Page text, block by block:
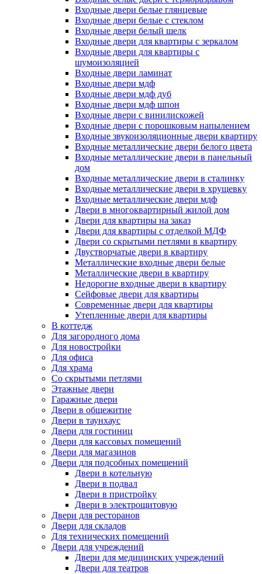
Входные двери белые глянцевые
Входные двери белые с стеклом
Входные двери белый шелк
Входные двери для квартиры с зеркалом
Входные двери для квартиры с
шумоизоляцией
Входные двери ламинат
Входные двери мдф
Входные двери мдф дуб
Входные двери мдф шпон
Входные двери с винилискожей
Входные двери с порошковым напылением
Входные звукоизоляционные двери квартиру
Входные металлические двери белого цвета
Входные металлические двери в панельный
дом
Входные металлические двери в сталинку
Входные металлические двери в хрущевку
Входные металлические двери мдф
Двери в многоквартирный жилой дом
Двери для квартиры на заказ
Двери для квартиры с отделкой МДФ
Двери со скрытыми петлями в квартиру
Двустворчатые двери в квартиру
Металлические входные двери белые
Металлические двери в квартиру
Недорогие входные двери в квартиру
Сейфовые двери для квартиры
Современные двери для квартиры
Утепленные двери для квартиры
В коттедж
Для загородного дома
Для новостройки
Для офиса
Для храма
Со скрытыми петлями
Этажные двери
Гаражные двери
Двери в общежитие
Двери в таунхаус
Двери для гостиниц
Двери для кассовых помещений
Двери для магазинов
Двери для подсобных помещений
Двери в котельную
Двери в подвал
Двери в пристройку
Двери в электрощитовую
Двери для ресторанов
Двери для складов
Для технических помещений
Двери для учреждений
Двери для медицинских учреждений
Двери для театров